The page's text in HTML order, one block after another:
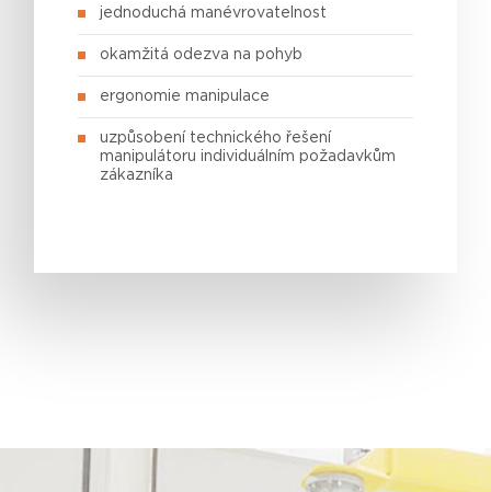
jednoduchá manévrovatelnost
okamžitá odezva na pohyb
ergonomie manipulace
uzpůsobení technického řešení
manipulátoru individuálním požadavkům
zákazníka